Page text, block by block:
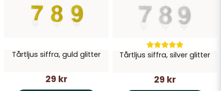
Skicka fråga
Tårtljus siffra, guld glitter
29 kr
Tårtljus siffra, silver glitter
29 kr